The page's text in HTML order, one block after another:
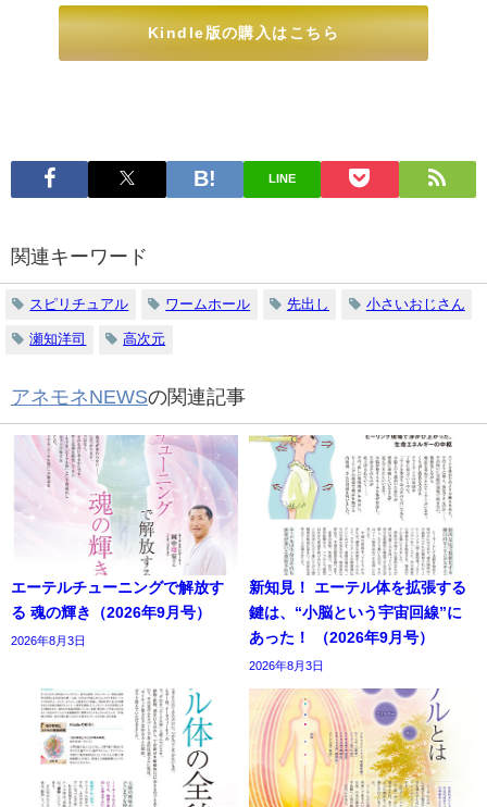
Kindle版の購入はこちら
LINE
関連キーワード
スピリチュアル ワームホール 先出し 小さいおじさん
瀬知洋司 高次元
アネモネNEWSの関連記事
エーテルチューニングで解放す
る 魂の輝き（2026年9月号）
2026年8月3日
新知見！ エーテル体を拡張する
鍵は、“小脳という宇宙回線”に
あった！ （2026年9月号）
2026年8月3日